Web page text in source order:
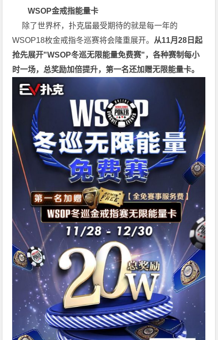
WSOP金戒指能量卡
除了世界杯，扑克届最受期待的就是每一年的
WSOP18枚金戒指冬巡赛将会隆重展开。 从11月28日起
抢先展开"WSOP冬巡无限能量免费赛"，各种赛制每小
时一场，总奖励加倍提升，第一名还加赠无限能量卡。